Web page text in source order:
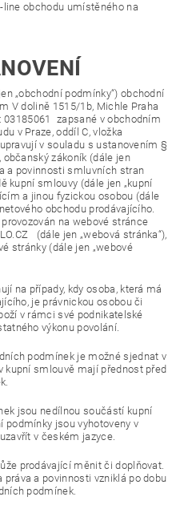
obchodu umístěného na
„obchodní podmínky“) obchodní
V dolině 1515/1b, Michle Praha
zapsané v obchodním
v Praze, oddíl C, vložka
v souladu s ustanovením §
zákoník (dále jen
a povinnosti smluvních stran
kupní smlouvy (dále jen „kupní
a jinou fyzickou osobou (dále
obchodu prodávajícího.
na webové stránce
(dále jen „webová stránka“),
stránky (dále jen „webové
na případy, kdy osoba, která má
je právnickou osobou či
v rámci své podnikatelské
výkonu povolání.
podmínek je možné sjednat v
kupní smlouvě mají přednost před
jsou nedílnou součástí kupní
podmínky jsou vyhotoveny v
v českém jazyce.
prodávající měnit či doplňovat.
a povinnosti vzniklá po dobu
podmínek.